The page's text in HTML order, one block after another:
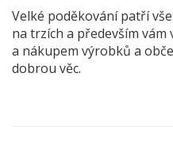
Velké poděkování patří
na trzích a především
a nákupem výrobků a
dobrou věc.